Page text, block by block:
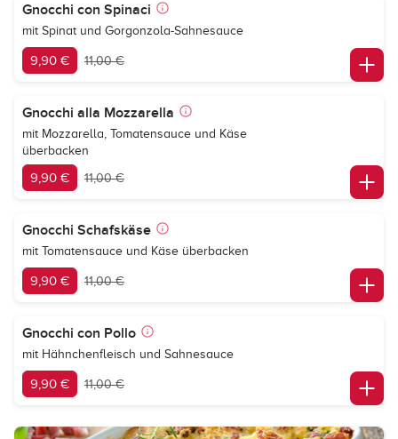
Gnocchi con Spinaci
mit Spinat und Gorgonzola-Sahnesauce
9,90 € 11,00 €
Gnocchi alla Mozzarella
mit Mozzarella, Tomatensauce und Käse
überbacken
9,90 € 11,00 €
Gnocchi Schafskäse
mit Tomatensauce und Käse überbacken
9,90 € 11,00 €
Gnocchi con Pollo
mit Hähnchenfleisch und Sahnesauce
9,90 € 11,00 €